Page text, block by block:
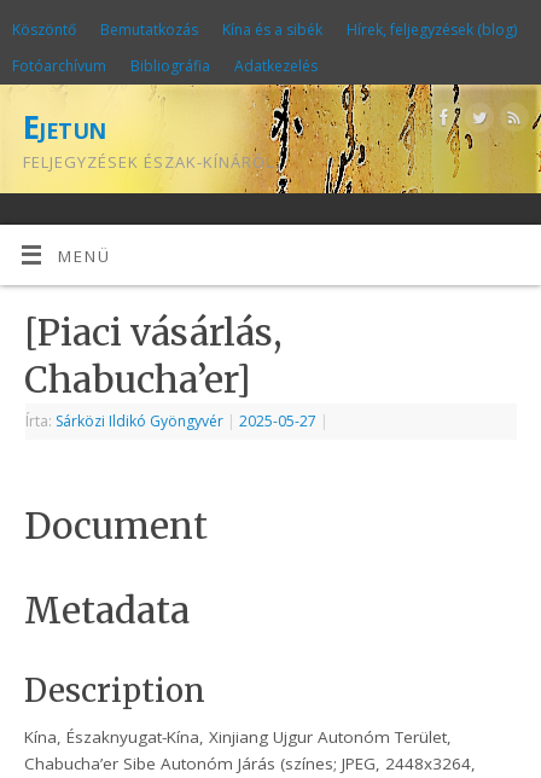
Köszöntő Bemutatkozás Kína és a sibék
Hírek, feljegyzések (blog)
Fotóarchívum
Bibliográfia Adatkezelés
Ejetun
FELJEGYZÉSEK ÉSZAK-KÍNÁRÓL
MENÜ
[Piaci vásárlás,
Chabucha’er]
Írta: Sárközi Ildikó Gyöngyvér | 2025-05-27 |
Document
Metadata
Description
Kína, Északnyugat-Kína, Xinjiang Ujgur Autonóm Terület,
Chabucha’er Sibe Autonóm Járás (színes; JPEG, 2448x3264,